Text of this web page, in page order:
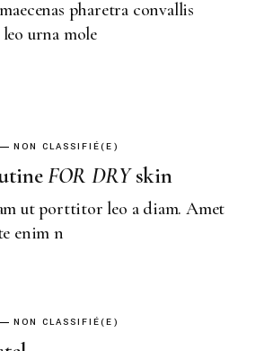
pharetra convallis
urna mole
NON CLASSIFIÉ(E)
FOR DRYskin
ut porttitor leo a diam. Amet
enim n
NON CLASSIFIÉ(E)